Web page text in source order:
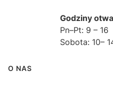
Godziny
Pn–Pt: 9 – 16
Sobota: 10–
Linki w stopce
O NAS